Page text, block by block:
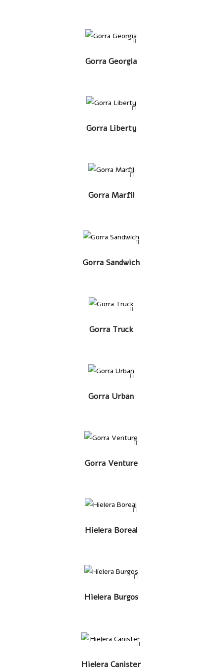
LEER MÁS
Gorra Georgia
LEER MÁS
Gorra Liberty
LEER MÁS
Gorra Marfil
LEER MÁS
Gorra Sandwich
LEER MÁS
Gorra Truck
LEER MÁS
Gorra Urban
LEER MÁS
Gorra Venture
LEER MÁS
Hielera Boreal
LEER MÁS
Hielera Burgos
LEER MÁS
Hielera Canister